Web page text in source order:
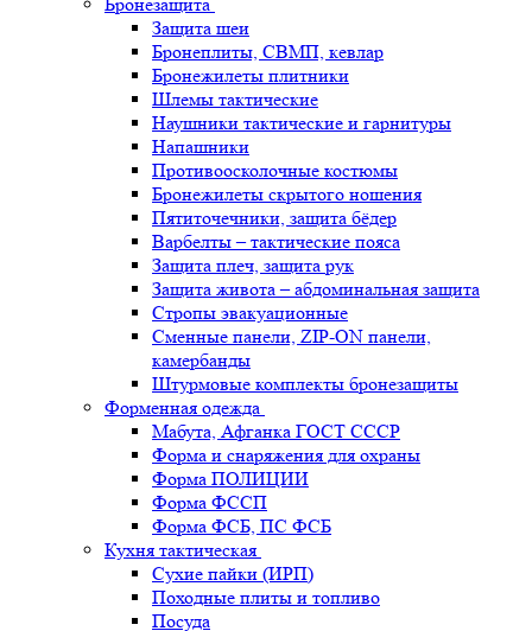
Защита шеи
Бронеплиты, СВМП, кевлар
Бронежилеты плитники
Шлемы тактические
Наушники тактические и гарнитуры
Напашники
Противоосколочные костюмы
Бронежилеты скрытого ношения
Пятиточечники, защита бёдер
Варбелты – тактические пояса
Защита плеч, защита рук
Защита живота – абдоминальная защита
Стропы эвакуационные
Сменные панели, ZIP-ON панели,
камербанды
Штурмовые комплекты бронезащиты
Форменная одежда
Мабута, Афганка ГОСТ СССР
Форма и снаряжения для охраны
Форма ПОЛИЦИИ
Форма ФССП
Форма ФСБ, ПС ФСБ
Кухня тактическая
Сухие пайки (ИРП)
Походные плиты и топливо
Посуда